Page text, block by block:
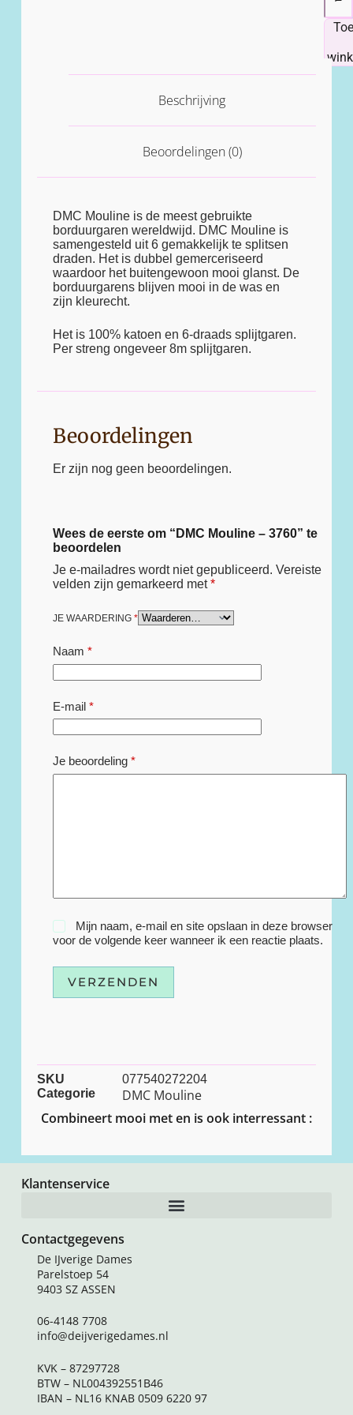
Beschrijving
Beoordelingen (0)
DMC Mouline is de meest gebruikte
borduurgaren wereldwijd. DMC Mouline is
samengesteld uit 6 gemakkelijk te splitsen
draden. Het is dubbel gemerceriseerd
waardoor het buitengewoon mooi glanst. De
borduurgarens blijven mooi in de was en
zijn kleurecht.
Het is 100% katoen en 6-draads splijtgaren.
Per streng ongeveer 8m splijtgaren.
Beoordelingen
Er zijn nog geen beoordelingen.
Wees de eerste om “DMC Mouline – 3760” te
beoordelen
Je e-mailadres wordt niet gepubliceerd. Vereiste
velden zijn gemarkeerd met*
JE WAARDERING *
Naam *
E-mail*
Je beoordeling *
Mijn naam, e-mail en site opslaan in deze browser
voor de volgende keer wanneer ik een reactie plaats.
VERZENDEN
SKU
077540272204
Categorie
DMC Mouline
Combineert mooi met en is ook interressant :
Klantenservice
Contactgegevens
De IJverige Dames
Parelstoep 54
9403 SZ ASSEN
06-4148 7708
info@deijverigedames.nl
KVK – 87297728
BTW – NL004392551B46
IBAN – NL16 KNAB 0509 6220 97